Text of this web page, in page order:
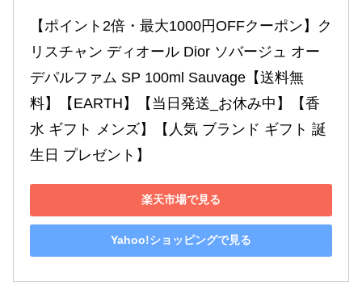
【ポイント2倍・最大1000円OFFクーポン】ク
リスチャン ディオール Dior ソバージュ オー
デパルファム SP 100ml Sauvage【送料無
料】【EARTH】【当日発送_お休み中】【香
水 ギフト メンズ】【人気 ブランド ギフト 誕
生日 プレゼント】
楽天市場で見る
Yahoo!ショッピングで見る